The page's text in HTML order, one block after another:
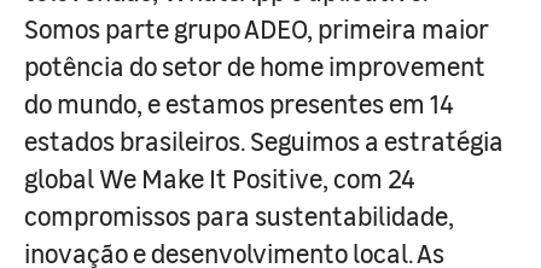
Somos parte grupo ADEO, primeira maior
potência do setor de home improvement
do mundo, e estamos presentes em 14
estados brasileiros. Seguimos a estratégia
global We Make It Positive, com 24
compromissos para sustentabilidade,
inovação e desenvolvimento local. As